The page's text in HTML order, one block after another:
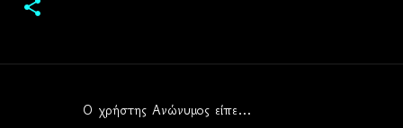
Ο χρήστης Ανώνυμος είπε…